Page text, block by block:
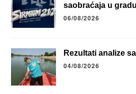
saobraćaja u gradu
06/08/2026
Rezultati analize
04/08/2026